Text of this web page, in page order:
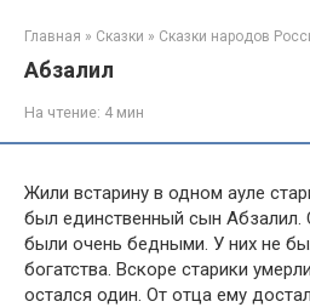
Главная » Сказки » Сказки народов
Абзалил
На чтение: 4 мин
Жили встарину в одном ауле
был единственный сын Абзалил.
были очень бедными. У них не
богатства. Вскоре старики
остался один. От отца ему